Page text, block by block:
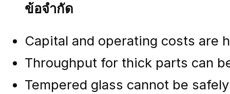
ข้อจำกัด
Capital and operating costs are
Throughput for thick parts can
Tempered glass cannot be